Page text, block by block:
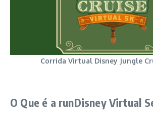
Corrida Virtual Disney Jungle
O Que é a runDisney Virtual